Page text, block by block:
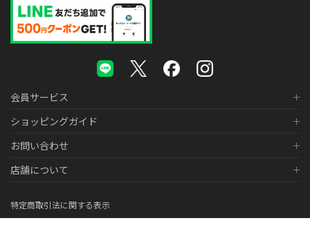
会員サービス
ショッピングガイド
お問い合わせ
店舗について
特定商取引法に関する表示